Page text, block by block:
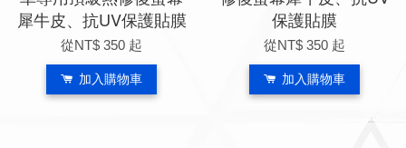
犀牛皮、抗UV保護貼膜
從NT$ 350 起
加入購物車
保護貼膜
從NT$ 350 起
加入購物車